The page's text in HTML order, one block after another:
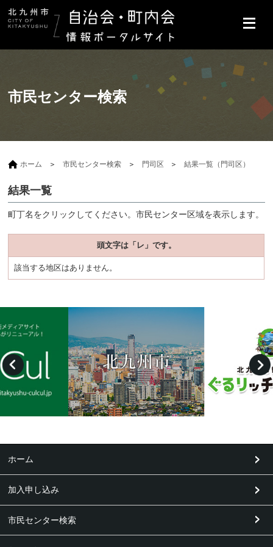
市民センター検索
ホーム 市民センター検索 門司区 結果一覧（門司区）
結果一覧
町丁名をクリックしてください。市民センター区域を表示します。
頭文字は「レ」です。
該当する地区はありません。
ホーム
加入申し込み
市民センター検索